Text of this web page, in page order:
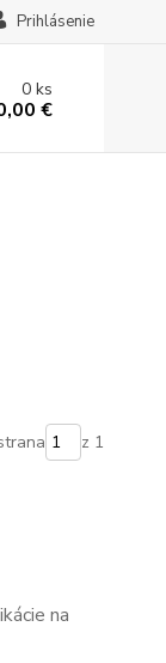
Prihlásenie
0ks
€
z 1
na